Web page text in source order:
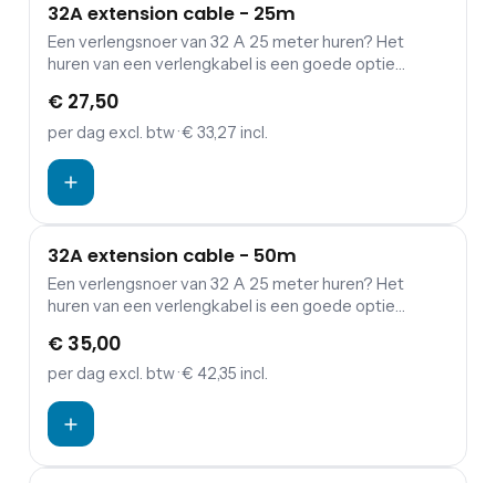
32A extension cable - 25m
Een verlengsnoer van 32 A 25 meter huren? Het
huren van een verlengkabel is een goede optie
verdeelkasten en aggregaten.
€ 27,50
per dag excl. btw· € 33,27 incl.
32A extension cable - 50m
Een verlengsnoer van 32 A 25 meter huren? Het
huren van een verlengkabel is een goede optie
verdeelkasten en aggregaten.
€ 35,00
per dag excl. btw· € 42,35 incl.